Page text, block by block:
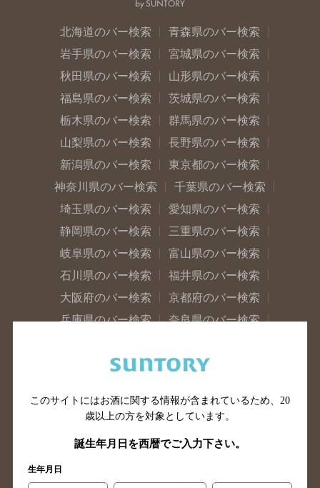
北海道のバー検索
青森県のバー検索
岩手県のバー検索
宮城県のバー検索
秋田県のバー検索
山形県のバー検索
福島県のバー検索
茨城県のバー検索
栃木県のバー検索
群馬県のバー検索
山梨県のバー検索
長野県のバー検索
新潟県のバー検索
東京都のバー検索
神奈川県のバー検索
千葉県のバー検索
埼玉県のバー検索
愛知県のバー検索
静岡県のバー検索
三重県のバー検索
岐阜県のバー検索
富山県のバー検索
石川県のバー検索
福井県のバー検索
大阪府のバー検索
京都府のバー検索
兵庫県のバー検索
奈良県のバー検索
広島県のバー検索
岡山県のバー検索
島根県のバー検索
徳島県のバー検索
高知県のバー検索
福岡県のバー検索
長崎県のバー検索
このサイトにはお酒に関する情報が含まれているため、 20
歳以上の方を対象としています。
誕生年月日を西暦でご入力下さい。
生年月日